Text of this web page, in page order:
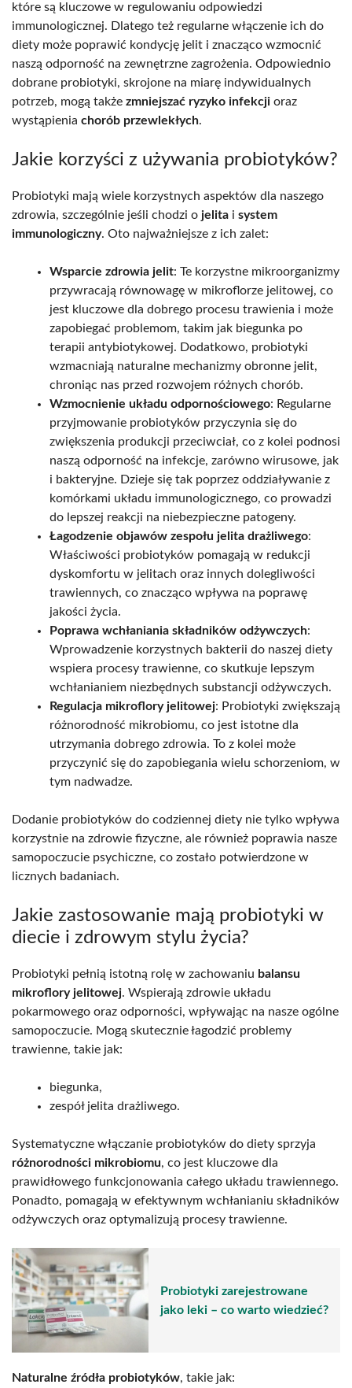
które są kluczowe w regulowaniu odpowiedzi
immunologicznej. Dlatego też regularne włączenie ich do
diety może poprawić kondycję jelit i znacząco wzmocnić
naszą odporność na zewnętrzne zagrożenia. Odpowiednio
dobrane probiotyki, skrojone na miarę indywidualnych
potrzeb, mogą także zmniejszać ryzyko infekcji oraz
wystąpienia chorób przewlekłych.
Jakie korzyści z używania probiotyków?
Probiotyki mają wiele korzystnych aspektów dla naszego
zdrowia, szczególnie jeśli chodzi o jelita i system
immunologiczny. Oto najważniejsze z ich zalet:
Wsparcie zdrowia jelit: Te korzystne mikroorganizmy
przywracają równowagę w mikroflorze jelitowej, co
jest kluczowe dla dobrego procesu trawienia i może
zapobiegać problemom, takim jak biegunka po
terapii antybiotykowej. Dodatkowo, probiotyki
wzmacniają naturalne mechanizmy obronne jelit,
chroniąc nas przed rozwojem różnych chorób.
Wzmocnienie układu odpornościowego: Regularne
przyjmowanie probiotyków przyczynia się do
zwiększenia produkcji przeciwciał, co z kolei podnosi
naszą odporność na infekcje, zarówno wirusowe, jak
i bakteryjne. Dzieje się tak poprzez oddziaływanie z
komórkami układu immunologicznego, co prowadzi
do lepszej reakcji na niebezpieczne patogeny.
Łagodzenie objawów zespołu jelita drażliwego:
Właściwości probiotyków pomagają w redukcji
dyskomfortu w jelitach oraz innych dolegliwości
trawiennych, co znacząco wpływa na poprawę
jakości życia.
Poprawa wchłaniania składników odżywczych:
Wprowadzenie korzystnych bakterii do naszej diety
wspiera procesy trawienne, co skutkuje lepszym
wchłanianiem niezbędnych substancji odżywczych.
Regulacja mikroflory jelitowej: Probiotyki zwiększają
różnorodność mikrobiomu, co jest istotne dla
utrzymania dobrego zdrowia. To z kolei może
przyczynić się do zapobiegania wielu schorzeniom, w
tym nadwadze.
Dodanie probiotyków do codziennej diety nie tylko wpływa
korzystnie na zdrowie fizyczne, ale również poprawia nasze
samopoczucie psychiczne, co zostało potwierdzone w
licznych badaniach.
Jakie zastosowanie mają probiotyki w
diecie i zdrowym stylu życia?
Probiotyki pełnią istotną rolę w zachowaniu balansu
mikroflory jelitowej. Wspierają zdrowie układu
pokarmowego oraz odporności, wpływając na nasze ogólne
samopoczucie. Mogą skutecznie łagodzić problemy
trawienne, takie jak:
biegunka,
zespół jelita drażliwego.
Systematyczne włączanie probiotyków do diety sprzyja
różnorodności mikrobiomu, co jest kluczowe dla
prawidłowego funkcjonowania całego układu trawiennego.
Ponadto, pomagają w efektywnym wchłanianiu składników
odżywczych oraz optymalizują procesy trawienne.
Probiotyki zarejestrowane
jako leki – co warto wiedzieć?
Naturalne źródła probiotyków, takie jak: